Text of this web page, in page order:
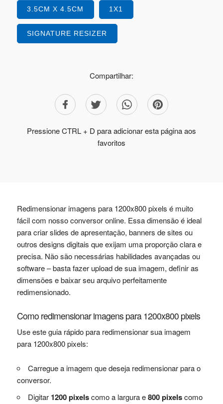
3.5CM X 4.5CM 1X1
SIGNATURE RESIZER
Compartilhar:
Pressione CTRL + D para adicionar esta página aos
favoritos
Redimensionar imagens para 1200x800 pixels é muito
fácil com nosso conversor online. Essa dimensão é ideal
para criar slides de apresentação, banners de sites ou
outros designs digitais que exijam uma proporção clara e
precisa. Não são necessárias habilidades avançadas ou
software – basta fazer upload de sua imagem, definir as
dimensões e baixar seu arquivo perfeitamente
redimensionado.
Como redimensionar imagens para 1200x800 pixels
Use este guia rápido para redimensionar sua imagem
para 1200x800 pixels:
Carregue a imagem que deseja redimensionar para o
conversor.
Digitar 1200 pixelscomo a largura e800 pixelscomo